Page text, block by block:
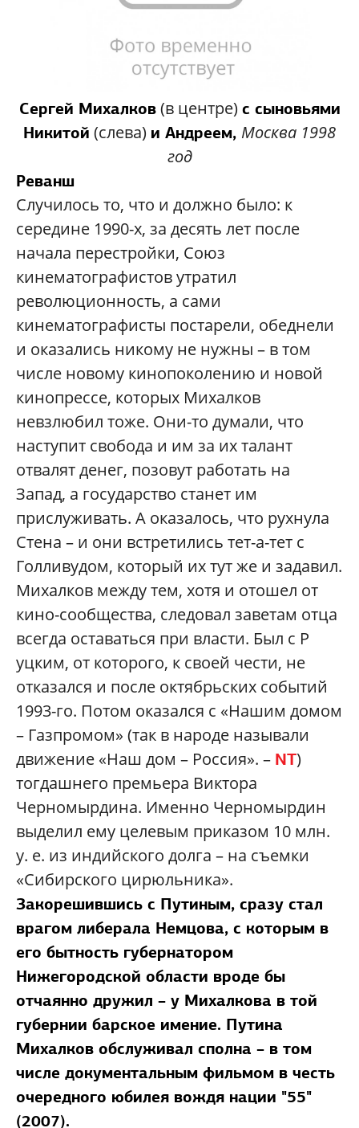
Сергей Михалков(в центре) с сыновьями
Никитой (слева) и Андреем, Москва 1998
год
Реванш
Случилось то, что и должно было: к
середине 1990-х, за десять лет после
начала перестройки, Союз
кинематографистов утратил
революционность, а сами
кинематографисты постарели, обеднели
и оказались никому не нужны – в том
числе новому кинопоколению и новой
кинопрессе, которых Михалков
невзлюбил тоже. Они-то думали, что
наступит свобода и им за их талант
отвалят денег, позовут работать на
Запад, а государство станет им
прислуживать. А оказалось, что рухнула
Стена – и они встретились тет-а-тет с
Голливудом, который их тут же и задавил.
Михалков между тем, хотя и отошел от
кино-сообщества, следовал заветам отца
всегда оставаться при власти. Был с Р
уцким, от которого, к своей чести, не
отказался и после октябрьских событий
1993-го. Потом оказался с «Нашим домом
– Газпромом» (так в народе называли
движение «Наш дом – Россия». – NT)
тогдашнего премьера Виктора
Черномырдина. Именно Черномырдин
выделил ему целевым приказом 10 млн.
у. е. из индийского долга – на съемки
«Сибирского цирюльника».
Закорешившись с Путиным, сразу стал
врагом либерала Немцова, с которым в
его бытность губернатором
Нижегородской области вроде бы
отчаянно дружил – у Михалкова в той
губернии барское имение. Путина
Михалков обслуживал сполна – в том
числе документальным фильмом в честь
очередного юбилея вождя нации "55"
(2007).